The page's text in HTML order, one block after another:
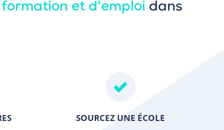
et d'emploi dans
SOURCEZ UNE ÉCOLE